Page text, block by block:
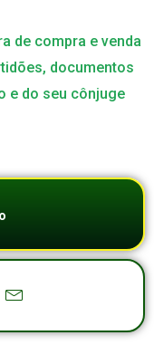
de compra e venda
documentos
e do seu cônjuge